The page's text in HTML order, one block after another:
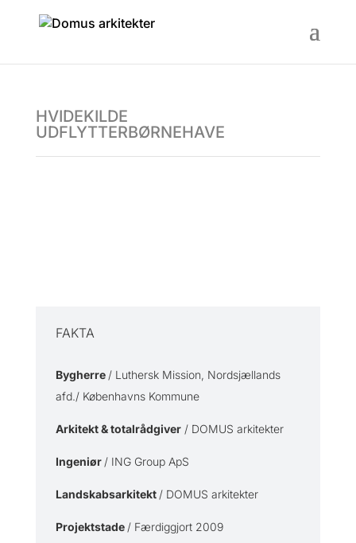
HVIDEKILDE
UDFLYTTERBØRNEHAVE
FAKTA
Bygherre / Luthersk Mission, Nordsjællands
afd./ Københavns Kommune
Arkitekt & totalrådgiver/ DOMUS arkitekter
Ingeniør / ING Group ApS
Landskabsarkitekt / DOMUS arkitekter
Projektstade / Færdiggjort 2009